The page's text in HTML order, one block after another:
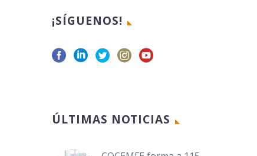
¡SÍGUENOS!
ÚLTIMAS NOTICIAS